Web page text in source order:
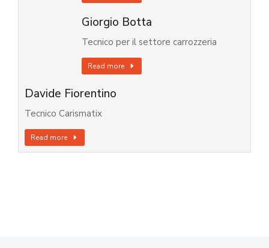
Giorgio Botta
Tecnico per il settore carrozzeria
Read more
Davide Fiorentino
Tecnico Carismatix
Read more